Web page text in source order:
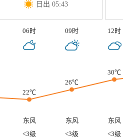
日出 05:43
06时 09时 12时
22℃
26℃
30℃
东风 东风 东风
<3级 <3级 <3级